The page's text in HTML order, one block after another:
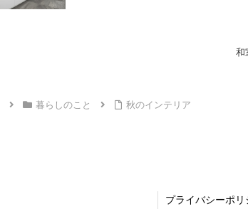
和
暮らしのこと 秋のインテリア
プライバシーポリ